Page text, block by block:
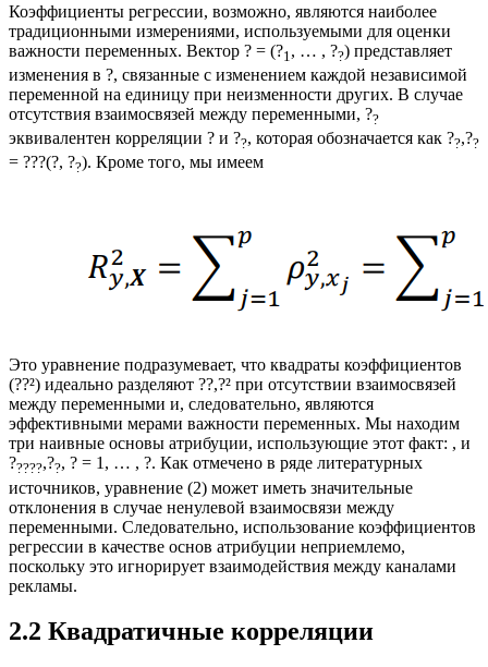
Коэффициенты регрессии, возможно, являются наиболее
традиционными измерениями, используемыми для оценки
важности переменных. Вектор ? = (?1 , … , ??) представляет
изменения в ?, связанные с изменением каждой независимой
переменной на единицу при неизменности других. В случае
отсутствия взаимосвязей между переменными, ??
эквивалентен корреляции ? и ??, которая обозначается как ??,??
= ???(?, ??). Кроме того, мы имеем
Это уравнение подразумевает, что квадраты коэффициентов
(??²) идеально разделяют ??,?² при отсутствии взаимосвязей
между переменными и, следовательно, являются
эффективными мерами важности переменных. Мы находим
три наивные основы атрибуции, использующие этот факт: , и
?????,??, ? = 1, … , ?. Как отмечено в ряде литературных
источников, уравнение (2) может иметь значительные
отклонения в случае ненулевой взаимосвязи между
переменными. Следовательно, использование коэффициентов
регрессии в качестве основ атрибуции неприемлемо,
поскольку это игнорирует взаимодействия между каналами
рекламы.
2.2 Квадратичные корреляции